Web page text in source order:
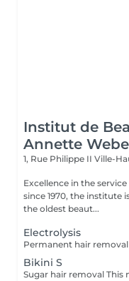
Institut de
Annette
1, Rue Philippe II Ville-
Excellence in the service of beauty!
since 1970, the institute
the oldest beaut...
Electrolysis
Bikini S